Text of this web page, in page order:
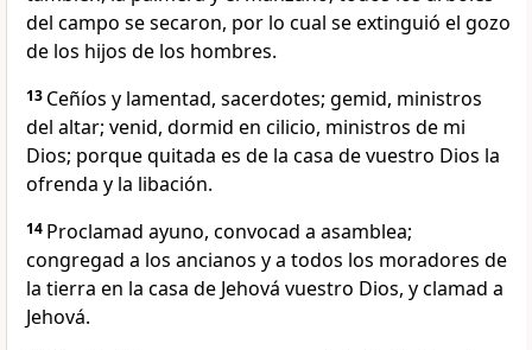
del campo se secaron, por lo cual se extinguió el gozo
de los hijos de los hombres.
13 Ceñíos y lamentad, sacerdotes; gemid, ministros
del altar; venid, dormid en cilicio, ministros de mi
Dios; porque quitada es de la casa de vuestro Dios la
ofrenda y la libación.
14 Proclamad ayuno, convocad a asamblea;
congregad a los ancianos y a todos los moradores de
la tierra en la casa de Jehová vuestro Dios, y clamad a
Jehová.